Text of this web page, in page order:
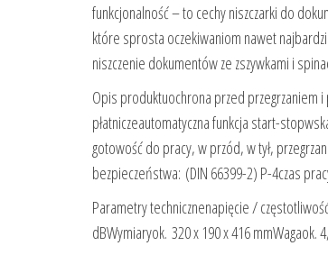
funkcjonalność – to cechy niszczarki do
które sprosta oczekiwaniom nawet
niszczenie dokumentów ze zszywkami i
Opis produktuochrona przed przegrzaniem
płatniczeautomatyczna funkcja start-
gotowość do pracy, w przód, w tył,
bezpieczeństwa: (DIN 66399-2) P-4czas
Parametry technicznenapięcie /
dBWymiaryok. 320 x 190 x 416 mmWagaok.